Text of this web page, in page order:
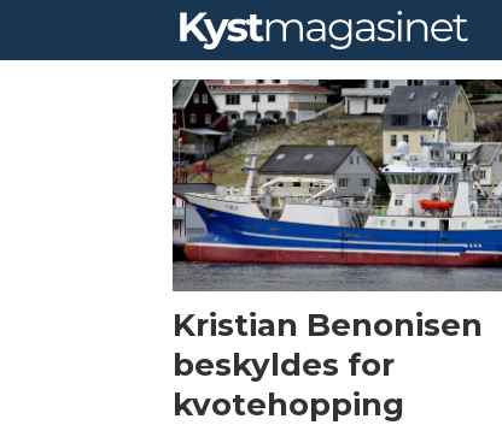
benonisen
Kristian Benonisen
beskyldes for
kvotehopping